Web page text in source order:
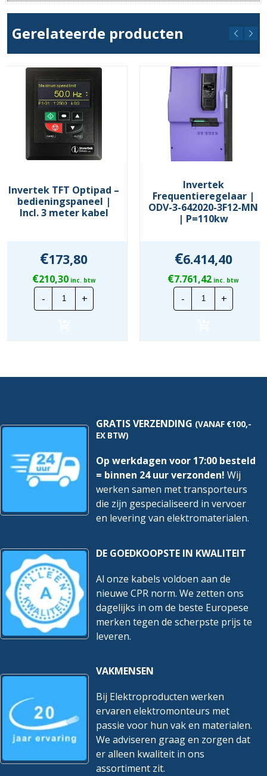
Comm. Interface
BACnet,Modbus RTU
Keurmerken
UKCA,UL
Beschermingsgraad
Gerelateerde producten
Invertek TFT Optipad –
bedieningspaneel |
Incl. 3 meter kabel
€173,80
€210,30inc. btw
-
Invertek
TFT
Optipad
kabel
+
Invertek
Frequentieregelaar |
ODV-3-642020-3F12-MN
| P=110kw
€6.414,40
€7.761,42 inc. btw
-
Invertek
|
P=110kw
+
GRATIS VERZENDING (VANAF €100,-
EX BTW)
Op werkdagen voor 17:00 besteld
= binnen 24 uur verzonden! Wij
werken samen met transporteurs
die zijn gespecialiseerd in vervoer
en levering van elektromaterialen.
DE GOEDKOOPSTE IN KWALITEIT
Al onze kabels voldoen aan de
nieuwe CPR norm. We zetten ons
dagelijks in om de beste Europese
merken tegen de scherpste prijs te
leveren.
VAKMENSEN
Bij Elektroproducten werken
ervaren elektromonteurs met
passie voor hun vak en materialen.
We adviseren graag en zorgen dat
er alleen kwaliteit in ons
assortiment zit.